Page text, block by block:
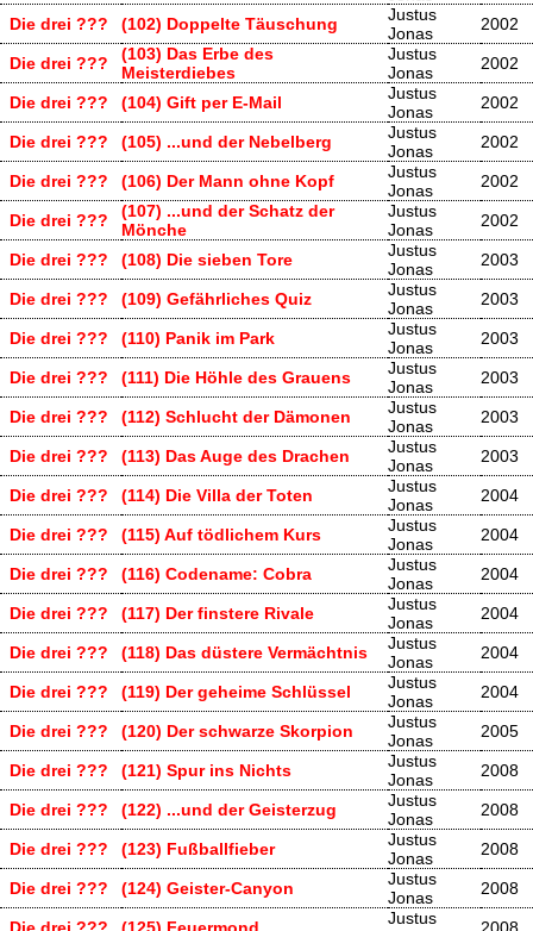
Die drei ??? (102) Doppelte Täuschung
Justus
Jonas
2002
Die drei ???
(103) Das Erbe des
Meisterdiebes
Justus
Jonas
2002
Die drei ??? (104) Gift per E-Mail
Justus
Jonas
2002
Die drei ??? (105) ...und der Nebelberg
Justus
Jonas
2002
Die drei ??? (106) Der Mann ohne Kopf
Justus
Jonas
2002
Die drei ???
(107) ...und der Schatz der
Mönche
Justus
Jonas
2002
Die drei ??? (108) Die sieben Tore
Justus
Jonas
2003
Die drei ??? (109) Gefährliches Quiz
Justus
Jonas
2003
Die drei ??? (110) Panik im Park
Justus
Jonas
2003
Die drei ??? (111) Die Höhle des Grauens
Justus
Jonas
2003
Die drei ??? (112) Schlucht der Dämonen
Justus
Jonas
2003
Die drei ??? (113) Das Auge des Drachen
Justus
Jonas
2003
Die drei ??? (114) Die Villa der Toten
Justus
Jonas
2004
Die drei ??? (115) Auf tödlichem Kurs
Justus
Jonas
2004
Die drei ??? (116) Codename: Cobra
Justus
Jonas
2004
Die drei ??? (117) Der finstere Rivale
Justus
Jonas
2004
Die drei ??? (118) Das düstere Vermächtnis
Justus
Jonas
2004
Die drei ??? (119) Der geheime Schlüssel
Justus
Jonas
2004
Die drei ??? (120) Der schwarze Skorpion
Justus
Jonas
2005
Die drei ??? (121) Spur ins Nichts
Justus
Jonas
2008
Die drei ??? (122) ...und der Geisterzug
Justus
Jonas
2008
Die drei ??? (123) Fußballfieber
Justus
Jonas
2008
Die drei ??? (124) Geister-Canyon
Justus
Jonas
2008
Die drei ??? (125) Feuermond
Justus
2008